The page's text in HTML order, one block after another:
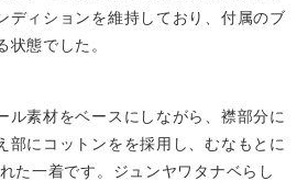
ディションを維持しており、付属のブ
状態でした。
ル素材をベースにしながら、襟部分に
部にコットンをを採用し、むなもとに
た一着です。ジュンヤワタナベらし